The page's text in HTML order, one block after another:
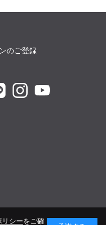
のご登録
リシーをご確